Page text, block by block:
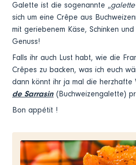
Galette ist die sogenannte „galette
sich um eine Crêpe aus
mit geriebenem Käse, Schinken
Genuss!
Falls ihr auch Lust habt, wie die
Crêpes zu backen, was ich euch
dann könnt ihr ja mal die herzhafte
de Sarrasin (Buchweizengalette)
Bon appétit !